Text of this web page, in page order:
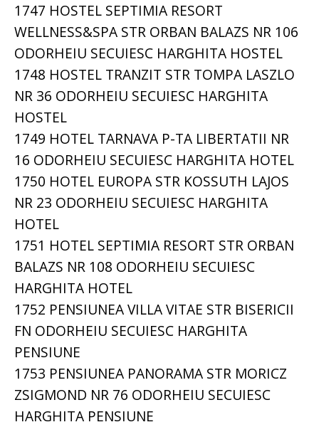
1747 HOSTEL SEPTIMIA RESORT
WELLNESS&SPA STR ORBAN BALAZS NR 106
ODORHEIU SECUIESC HARGHITA HOSTEL
1748 HOSTEL TRANZIT STR TOMPA LASZLO
NR 36 ODORHEIU SECUIESC HARGHITA
HOSTEL
1749 HOTEL TARNAVA P-TA LIBERTATII NR
16 ODORHEIU SECUIESC HARGHITA HOTEL
1750 HOTEL EUROPA STR KOSSUTH LAJOS
NR 23 ODORHEIU SECUIESC HARGHITA
HOTEL
1751 HOTEL SEPTIMIA RESORT STR ORBAN
BALAZS NR 108 ODORHEIU SECUIESC
HARGHITA HOTEL
1752 PENSIUNEA VILLA VITAE STR BISERICII
FN ODORHEIU SECUIESC HARGHITA
PENSIUNE
1753 PENSIUNEA PANORAMA STR MORICZ
ZSIGMOND NR 76 ODORHEIU SECUIESC
HARGHITA PENSIUNE